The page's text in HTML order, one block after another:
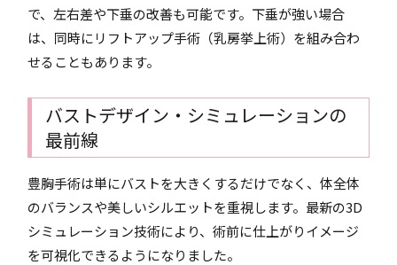
で、左右差や下垂の改善も可能です。下垂が強い場合
は、同時にリフトアップ手術（乳房挙上術）を組み合わ
せることもあります。
バストデザイン・シミュレーションの
最前線
豊胸手術は単にバストを大きくするだけでなく、体全体
のバランスや美しいシルエットを重視します。最新の3D
シミュレーション技術により、術前に仕上がりイメージ
を可視化できるようになりました。